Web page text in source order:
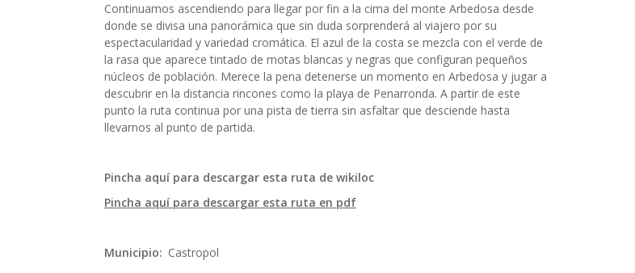
Continuamos ascendiendo para llegar por fin a la cima del monte Arbedosa desde
donde se divisa una panorámica que sin duda sorprenderá al viajero por su
espectacularidad y variedad cromática. El azul de la costa se mezcla con el verde de
la rasa que aparece tintado de motas blancas y negras que configuran pequeños
núcleos de población. Merece la pena detenerse un momento en Arbedosa y jugar a
descubrir en la distancia rincones como la playa de Penarronda. A partir de este
punto la ruta continua por una pista de tierra sin asfaltar que desciende hasta
llevarnos al punto de partida.
Pincha aquí para descargar esta ruta de wikiloc
Pincha aquí para descargar esta ruta en pdf
Municipio Castropol